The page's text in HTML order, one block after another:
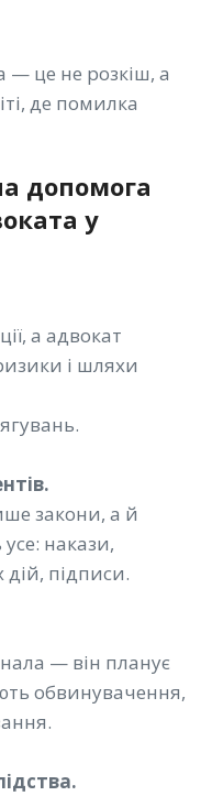
— це не розкіш, а
де помилка
допомога
у
а адвокат
і шляхи
закони, а й
накази,
підписи.
— він планує
обвинувачення,